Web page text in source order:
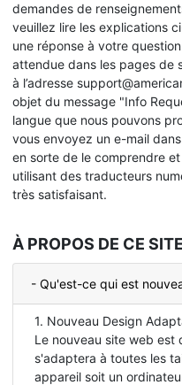
demandes de
veuillez lire les explications
une réponse à votre
attendue dans les pages de
à l’adresse
objet du message "Info
langue que nous pouvons
vous envoyez un e-mail
en sorte de le comprendre
utilisant des traducteurs
très satisfaisant.
À PROPOS DE CE
- Qu'est-ce qui est
1. Nouveau Design
Le nouveau site web est
s'adaptera à toutes les
appareil soit un